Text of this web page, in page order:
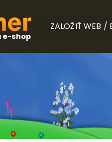
e-shop
ZALOŽIŤ WEB /